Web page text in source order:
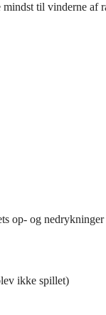
til vinderne af
op- og
ikke spillet)